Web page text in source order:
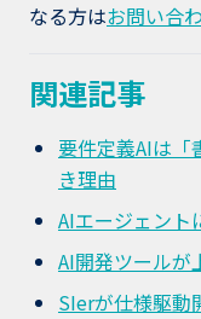
なる方はお問い合
関連記事
要件定義AIは「
き理由
AIエージェント
AI開発ツールが
SIerが仕様駆動